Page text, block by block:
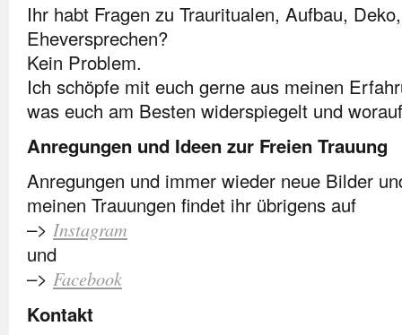
Ihr habt Fragen zu Trauritualen, Aufbau,
Eheversprechen?
Kein Problem.
Ich schöpfe mit euch gerne aus meinen
was euch am Besten widerspiegelt und
Anregungen und Ideen zur Freien Trauung
Anregungen und immer wieder neue Bilder
meinen Trauungen findet ihr übrigens auf
–> Instagram
und
–> Facebook
Kontakt